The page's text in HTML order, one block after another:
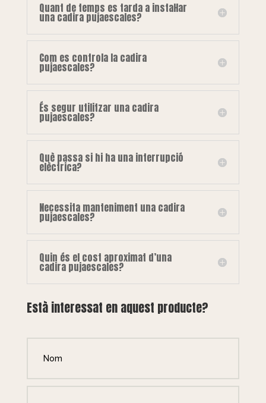
Quant de temps es tarda a instal·lar
una cadira pujaescales?
Com es controla la cadira
pujaescales?
És segur utilitzar una cadira
pujaescales?
Què passa si hi ha una interrupció
elèctrica?
Necessita manteniment una cadira
pujaescales?
Quin és el cost aproximat d’una
cadira pujaescales?
Està interessat en aquest producte?